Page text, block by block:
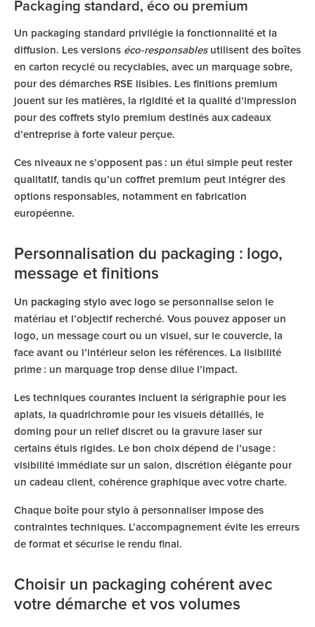
Packaging standard, éco ou premium
Un packaging standard privilégie la fonctionnalité et la
diffusion. Les versions éco-responsablesutilisent des boîtes
en carton recyclé ou recyclables, avec un marquage sobre,
pour des démarches RSE lisibles. Les finitions premium
jouent sur les matières, la rigidité et la qualité d’impression
pour des coffrets stylo premium destinés aux cadeaux
d’entreprise à forte valeur perçue.
Ces niveaux ne s’opposent pas : un étui simple peut rester
qualitatif, tandis qu’un coffret premium peut intégrer des
options responsables, notamment en fabrication
européenne.
Personnalisation du packaging : logo,
message et finitions
Un packaging stylo avec logo se personnalise selon le
matériau et l’objectif recherché. Vous pouvez apposer un
logo, un message court ou un visuel, sur le couvercle, la
face avant ou l’intérieur selon les références. La lisibilité
prime : un marquage trop dense dilue l’impact.
Les techniques courantes incluent la sérigraphie pour les
aplats, la quadrichromie pour les visuels détaillés, le
doming pour un relief discret ou la gravure laser sur
certains étuis rigides. Le bon choix dépend de l’usage :
visibilité immédiate sur un salon, discrétion élégante pour
un cadeau client, cohérence graphique avec votre charte.
Chaque boîte pour stylo à personnaliser impose des
contraintes techniques. L’accompagnement évite les erreurs
de format et sécurise le rendu final.
Choisir un packaging cohérent avec
votre démarche et vos volumes